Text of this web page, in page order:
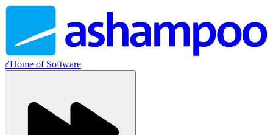
//Home of Software